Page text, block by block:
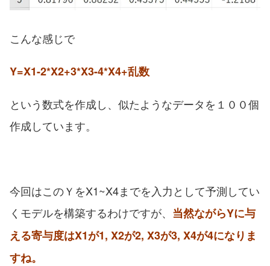
こんな感じで
Y=X1-2*X2+3*X3-4*X4+乱数
という数式を作成し、似たようなデータを１００個
作成しています。
今回はこのＹをX1~X4までを入力として予測してい
くモデルを構築するわけですが、 当然ながらYに与
える寄与度はX1が1, X2が2, X3が3, X4が4になりま
すね。